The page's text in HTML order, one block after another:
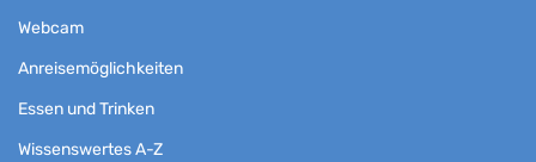
Webcam
Anreisemöglichkeiten
Essen und Trinken
Wissenswertes A-Z